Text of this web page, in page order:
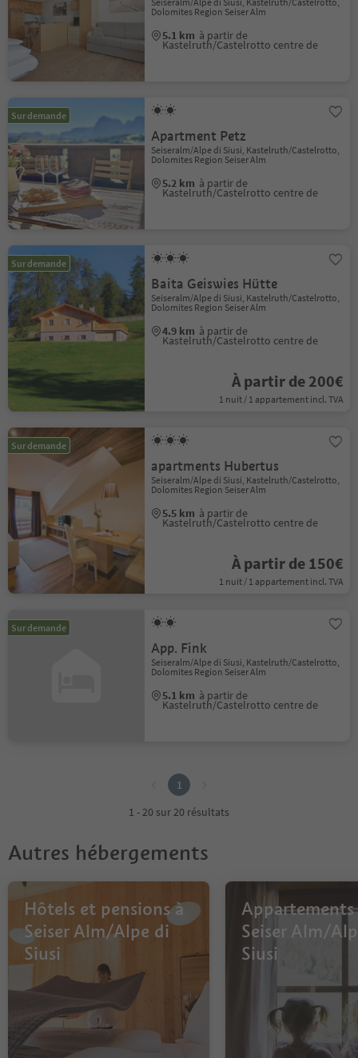
Dolomites Region Seiser Alm
5.1 km à partir de
Kastelruth/Castelrotto centre de
Sur demande
Apartment Petz
Seiseralm/Alpe di Siusi, Kastelruth/Castelrotto,
Dolomites Region Seiser Alm
5.2 km à partir de
Kastelruth/Castelrotto centre de
Sur demande
Baita Geiswies Hütte
Seiseralm/Alpe di Siusi, Kastelruth/Castelrotto,
Dolomites Region Seiser Alm
4.9 km à partir de
Kastelruth/Castelrotto centre de
À partir de 200€
1 nuit / 1 appartement incl. TVA
Sur demande
apartments Hubertus
Seiseralm/Alpe di Siusi, Kastelruth/Castelrotto,
Dolomites Region Seiser Alm
5.5 km à partir de
Kastelruth/Castelrotto centre de
À partir de 150€
1 nuit / 1 appartement incl. TVA
Sur demande
App. Fink
Seiseralm/Alpe di Siusi, Kastelruth/Castelrotto,
Dolomites Region Seiser Alm
5.1 km à partir de
Kastelruth/Castelrotto centre de
1
1 - 20 sur 20 résultats
Autres hébergements
Hôtels et pensions à
Seiser Alm/Alpe di
Siusi
Appartements
Seiser Alm/
Siusi